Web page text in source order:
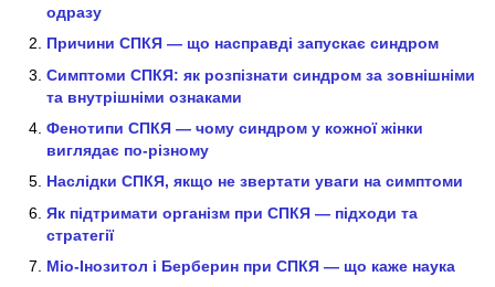
одразу
Причини СПКЯ — що насправді запускає синдром
Симптоми СПКЯ: як розпізнати синдром за зовнішніми
та внутрішніми ознаками
Фенотипи СПКЯ — чому синдром у кожної жінки
виглядає по-різному
Наслідки СПКЯ, якщо не звертати уваги на симптоми
Як підтримати організм при СПКЯ — підходи та
стратегії
Міо-Інозитол і Берберин при СПКЯ — що каже наука